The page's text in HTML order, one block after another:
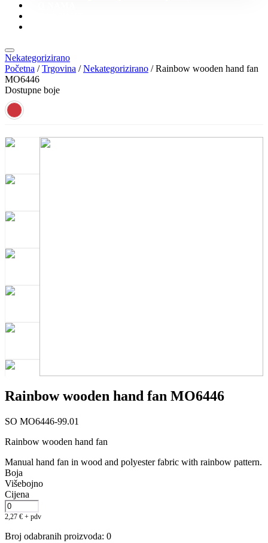
Nekategorizirano
Početna /Trgovina /Nekategorizirano / Rainbow wooden hand fan
MO6446
Dostupne boje
Rainbow wooden hand fan MO6446
SO MO6446-99.01
Rainbow wooden hand fan
Manual hand fan in wood and polyester fabric with rainbow pattern.
Boja
Višebojno
Cijena
2,27 € + pdv
Broj odabranih proizvoda: 0